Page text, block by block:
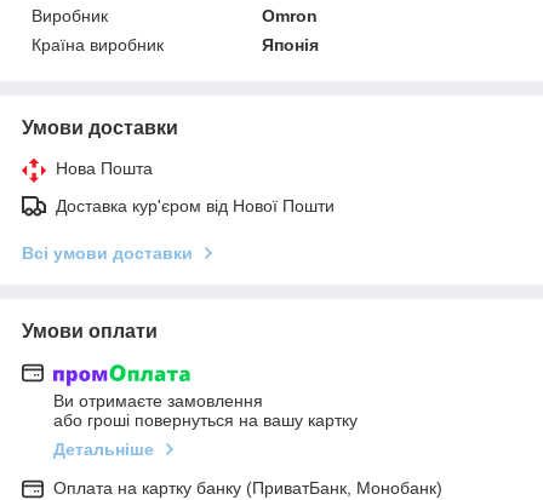
Виробник
Omron
Країна виробник
Японія
Умови доставки
Нова Пошта
Доставка кур'єром від Нової Пошти
Всі умови доставки
Умови оплати
Ви отримаєте замовлення
або гроші повернуться на вашу картку
Детальніше
Оплата на картку банку (ПриватБанк, Монобанк)